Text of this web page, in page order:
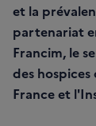
et la
partenariat
Francim, le
des
France et